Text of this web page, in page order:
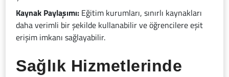
Kaynak Paylaşımı: Eğitim kurumları, sınırlı kaynakları
daha verimli bir şekilde kullanabilir ve öğrencilere eşit
erişim imkanı sağlayabilir.
Sağlık Hizmetlerinde